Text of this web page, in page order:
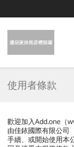
使用者條款
歡迎加入Add.one（
由佳銥國際有限公司
手續、或開始使用本